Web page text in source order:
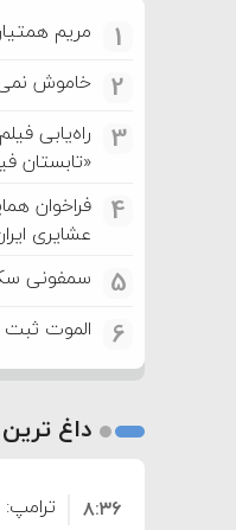
1 مریم
2 خاموش
3
راه‌یابی
«تابستان
4
فراخوان
عشایری
5 سمفونی
6 الموت
داغ
۸:۳۶